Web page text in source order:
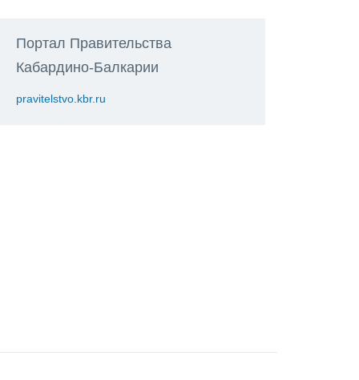
Портал Правительства
Кабардино-Балкарии
pravitelstvo.kbr.ru